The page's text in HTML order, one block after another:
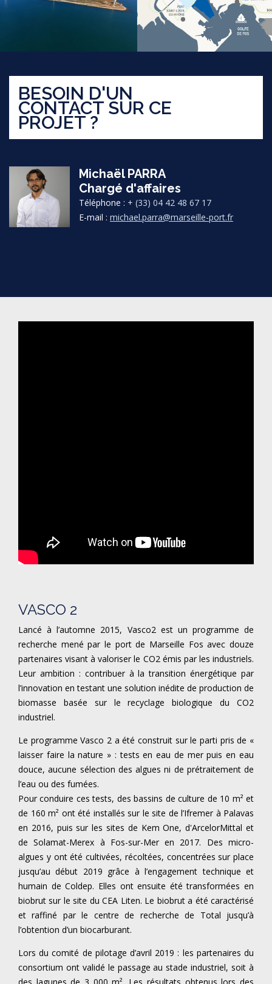
BESOIN D'UN
CONTACT SUR CE
PROJET ?
Michaël PARRA
Chargé d'affaires
Téléphone : + (33) 04 42 48 67 17
E-mail : michael.parra@marseille-port.fr
VASCO 2
Lancé à l’automne 2015, Vasco2 est un programme de
recherche mené par le port de Marseille Fos avec douze
partenaires visant à valoriser le CO2 émis par les industriels.
Leur ambition : contribuer à la transition énergétique par
l’innovation en testant une solution inédite de production de
biomasse basée sur le recyclage biologique du CO2
industriel.
Le programme Vasco 2 a été construit sur le parti pris de «
laisser faire la nature » : tests en eau de mer puis en eau
douce, aucune sélection des algues ni de prétraitement de
l’eau ou des fumées.
Pour conduire ces tests, des bassins de culture de 10 m² et
de 160 m² ont été installés sur le site de l’Ifremer à Palavas
en 2016, puis sur les sites de Kem One, d'ArcelorMittal et
de Solamat-Merex à Fos-sur-Mer en 2017. Des micro-
algues y ont été cultivées, récoltées, concentrées sur place
jusqu’au début 2019 grâce à l’engagement technique et
humain de Coldep. Elles ont ensuite été transformées en
biobrut sur le site du CEA Liten. Le biobrut a été caractérisé
et raffiné par le centre de recherche de Total jusqu’à
l’obtention d’un biocarburant.
Lors du comité de pilotage d’avril 2019 : les partenaires du
consortium ont validé le passage au stade industriel, soit à